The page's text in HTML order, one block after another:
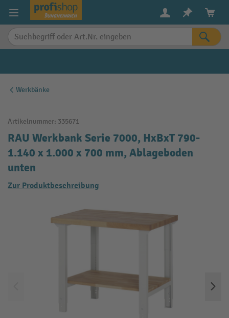
springen
Werkbänke
Artikelnummer: 335671
RAU Werkbank Serie 7000, HxBxT 790-
1.140 x 1.000 x 700 mm, Ablageboden
unten
Zur Produktbeschreibung